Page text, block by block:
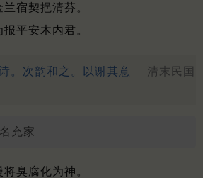
宿契挹清芬。
平安木内君。
。次韵和之。以谢其意
清末民国
充家
臭腐化为神。